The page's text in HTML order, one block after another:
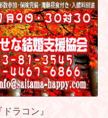
ラコン』